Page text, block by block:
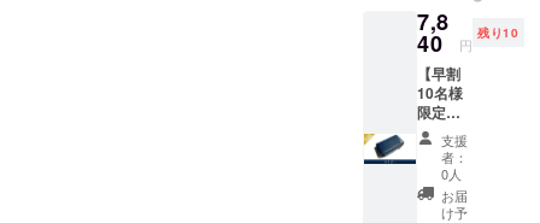
う気持ちが
高まり、
2021年4月に
念願の自社
ブランドで
ある『T3.』
を立ち上げ
させていた
H6.1×D
2.4cm
革 :ア
ドリア
(イタリ
ア産牛
革) 生
産:日本
7,8
40 円
残り10
【早割
10名様
限定】
Kururi
2.0(ネイ
ビー)を
1点 一
般販売
支援
者：
0人
お届
け予